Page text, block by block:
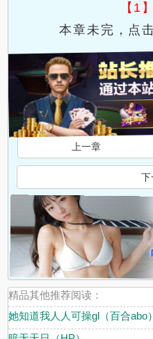
【1】
本章未完，点
上一章
下
精品其他推荐阅读：
她知道我人人可操gl（百合abo）